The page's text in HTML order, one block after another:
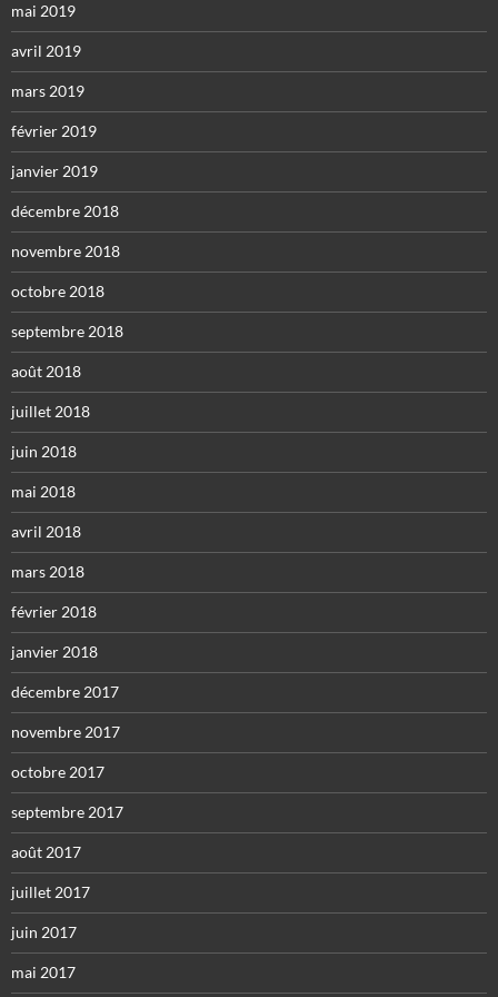
mai 2019
avril 2019
mars 2019
février 2019
janvier 2019
décembre 2018
novembre 2018
octobre 2018
septembre 2018
août 2018
juillet 2018
juin 2018
mai 2018
avril 2018
mars 2018
février 2018
janvier 2018
décembre 2017
novembre 2017
octobre 2017
septembre 2017
août 2017
juillet 2017
juin 2017
mai 2017